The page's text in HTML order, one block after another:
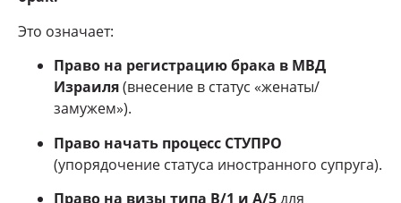
Это означает:
Право на регистрацию брака в МВД
Израиля(внесение в статус «женаты/
замужем»).
Право начать процесс СТУПРО
(упорядочение статуса иностранного супруга).
Право на визы типа B/1 и A/5 для